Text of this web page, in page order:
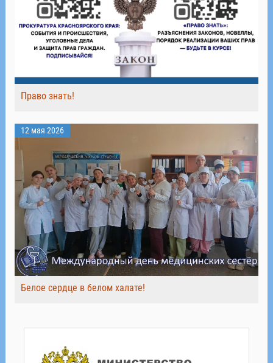
Право знать!
12 мая 2026
Белое сердце в белом халате!